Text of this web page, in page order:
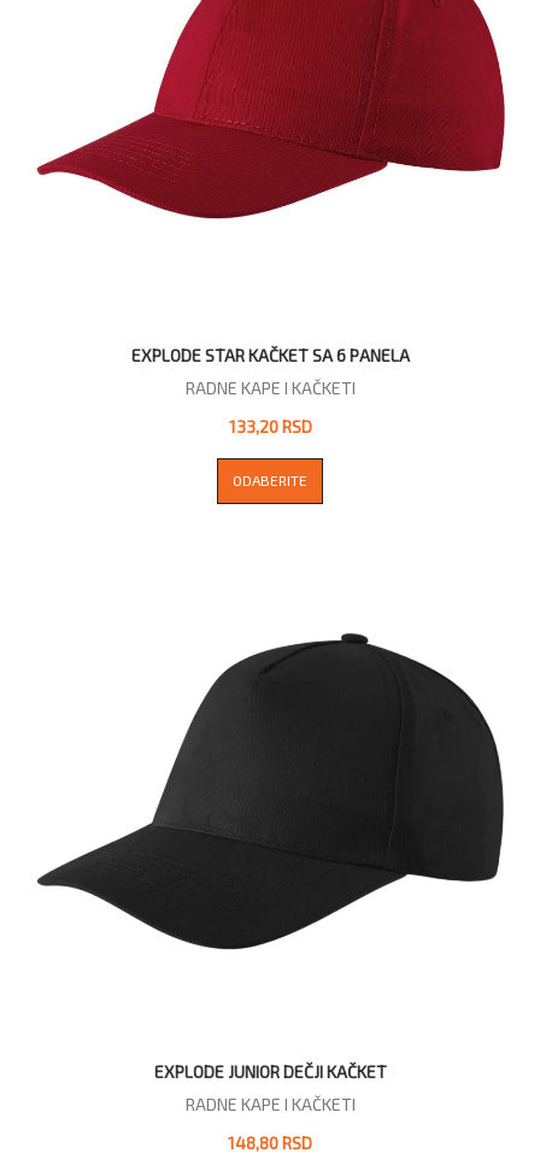
EXPLODE STAR KAČKET SA 6 PANELA
RADNE KAPE I KAČKETI
133,20 RSD
ODABERITE
EXPLODE JUNIOR DEČJI KAČKET
RADNE KAPE I KAČKETI
148,80 RSD